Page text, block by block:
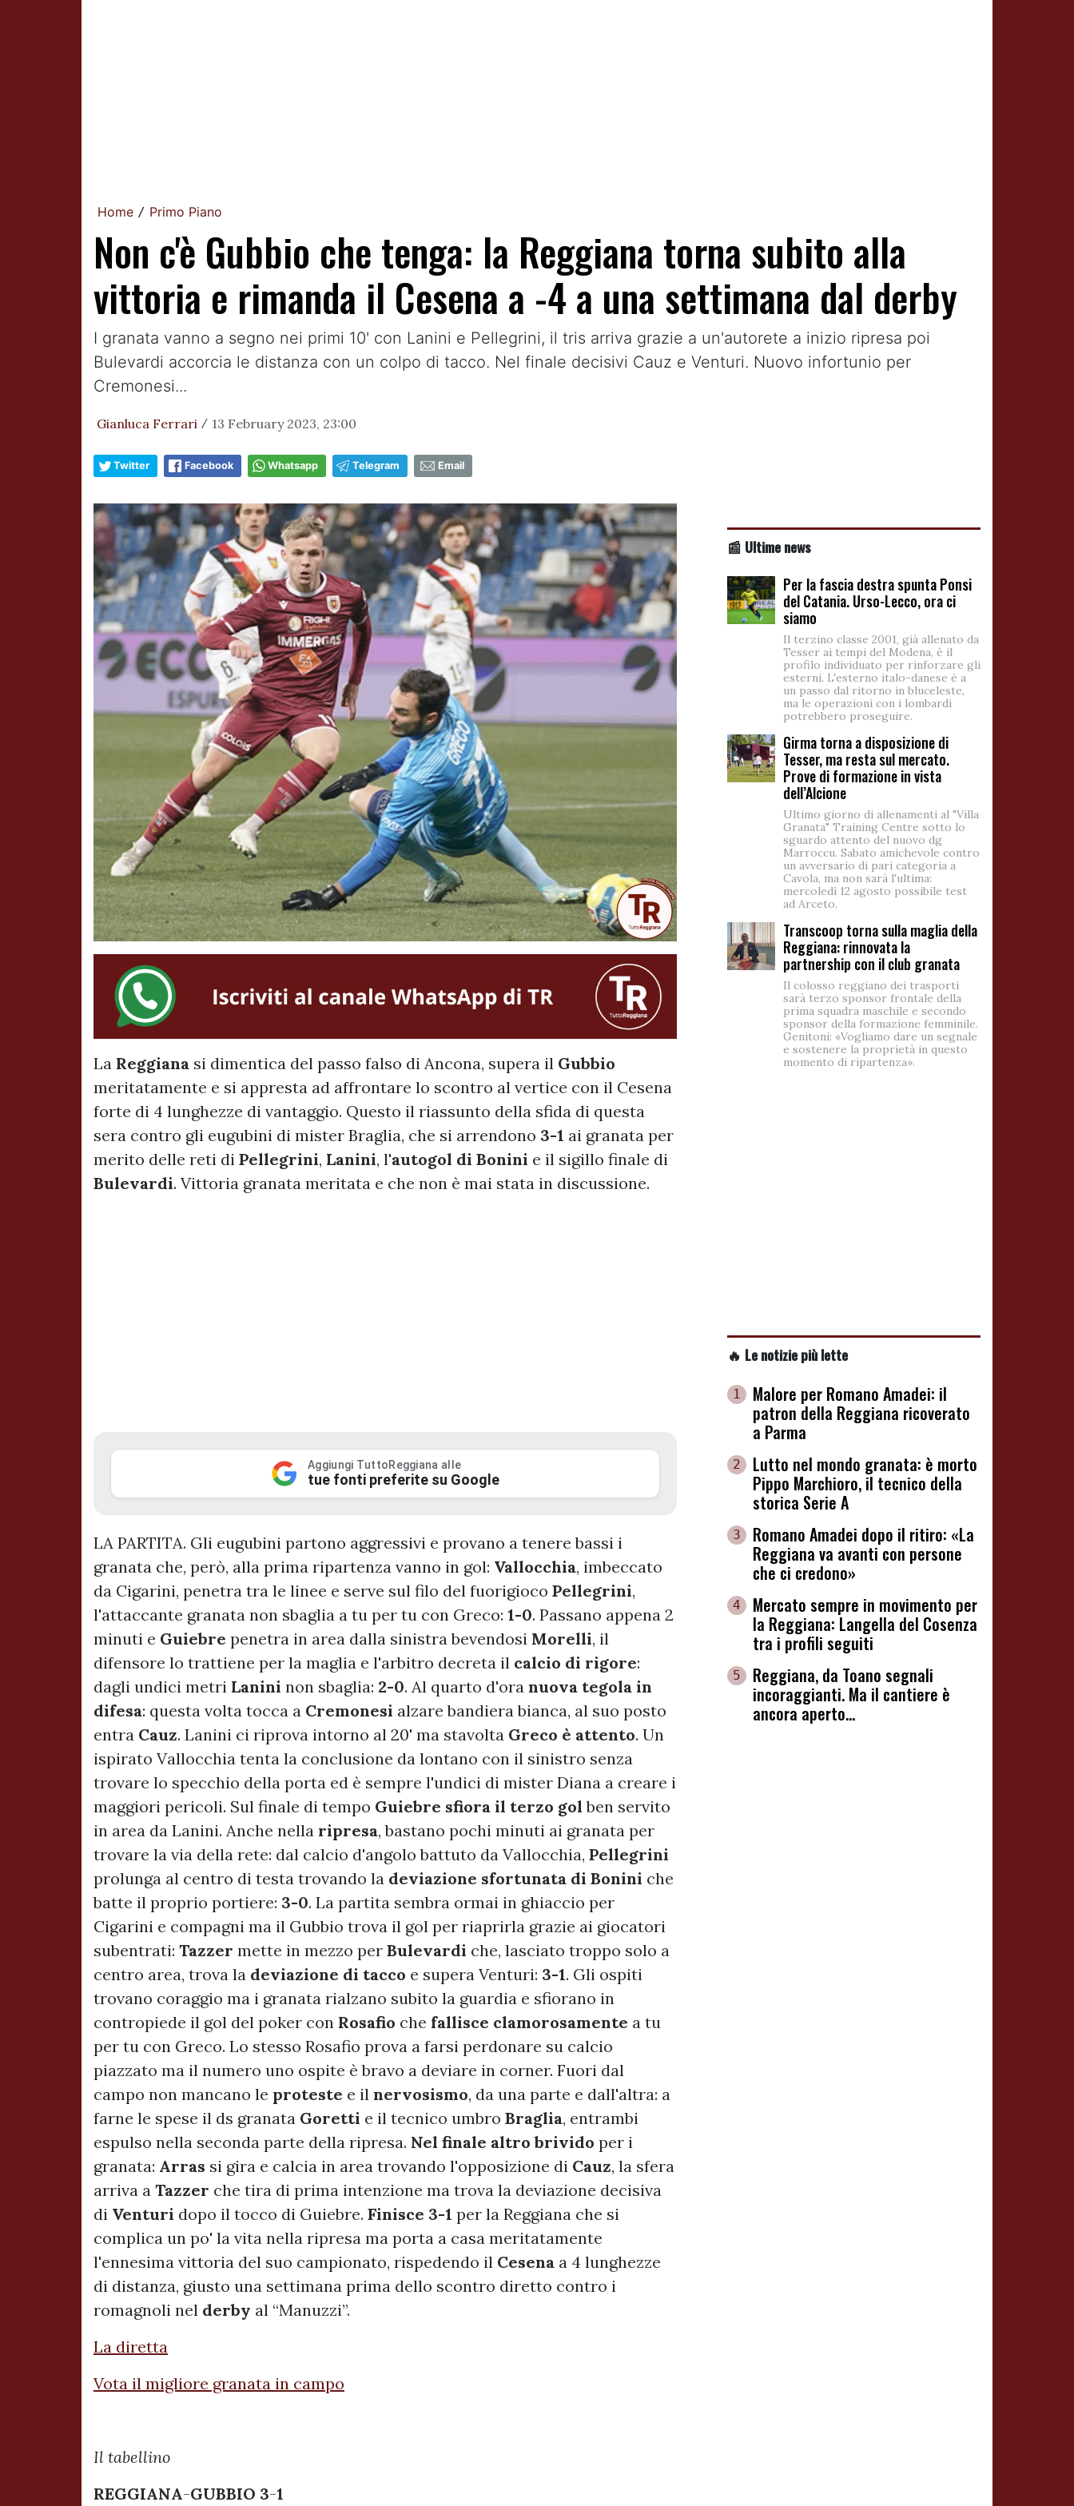
Home / Primo Piano
Non c'è Gubbio che tenga: la Reggiana torna subito alla
vittoria e rimanda il Cesena a -4 a una settimana dal derby
I granata vanno a segno nei primi 10' con Lanini e Pellegrini, il tris arriva grazie a un'autorete a inizio ripresa poi
Bulevardi accorcia le distanza con un colpo di tacco. Nel finale decisivi Cauz e Venturi. Nuovo infortunio per
Cremonesi...
Gianluca Ferrari / 13 February 2023, 23:00
Twitter Facebook Whatsapp Telegram Email
La Reggiana si dimentica del passo falso di Ancona, supera il Gubbio
meritatamente e si appresta ad affrontare lo scontro al vertice con il Cesena
forte di 4 lunghezze di vantaggio. Questo il riassunto della sfida di questa
sera contro gli eugubini di mister Braglia, che si arrendono 3-1 ai granata per
merito delle reti di Pellegrini, Lanini, l'autogol di Bonini e il sigillo finale di
Bulevardi. Vittoria granata meritata e che non è mai stata in discussione.
Aggiungi TuttoReggiana alle
tue fonti preferite su Google
LA PARTITA. Gli eugubini partono aggressivi e provano a tenere bassi i
granata che, però, alla prima ripartenza vanno in gol: Vallocchia, imbeccato
da Cigarini, penetra tra le linee e serve sul filo del fuorigioco Pellegrini,
l'attaccante granata non sbaglia a tu per tu con Greco: 1-0. Passano appena 2
minuti e Guiebre penetra in area dalla sinistra bevendosi Morelli, il
difensore lo trattiene per la maglia e l'arbitro decreta il calcio di rigore:
dagli undici metri Lanini non sbaglia: 2-0. Al quarto d'ora nuova tegola in
difesa: questa volta tocca a Cremonesi alzare bandiera bianca, al suo posto
entra Cauz. Lanini ci riprova intorno al 20' ma stavolta Greco è attento. Un
ispirato Vallocchia tenta la conclusione da lontano con il sinistro senza
trovare lo specchio della porta ed è sempre l'undici di mister Diana a creare i
maggiori pericoli. Sul finale di tempo Guiebre sfiora il terzo gol ben servito
in area da Lanini. Anche nella ripresa, bastano pochi minuti ai granata per
trovare la via della rete: dal calcio d'angolo battuto da Vallocchia, Pellegrini
prolunga al centro di testa trovando la deviazione sfortunata di Bonini che
batte il proprio portiere: 3-0. La partita sembra ormai in ghiaccio per
Cigarini e compagni ma il Gubbio trova il gol per riaprirla grazie ai giocatori
subentrati: Tazzer mette in mezzo per Bulevardi che, lasciato troppo solo a
centro area, trova la deviazione di tacco e supera Venturi: 3-1. Gli ospiti
trovano coraggio ma i granata rialzano subito la guardia e sfiorano in
contropiede il gol del poker con Rosafio che fallisce clamorosamente a tu
per tu con Greco. Lo stesso Rosafio prova a farsi perdonare su calcio
piazzato ma il numero uno ospite è bravo a deviare in corner. Fuori dal
campo non mancano le proteste e il nervosismo, da una parte e dall'altra: a
farne le spese il ds granata Goretti e il tecnico umbro Braglia, entrambi
espulso nella seconda parte della ripresa. Nel finale altro brivido per i
granata: Arras si gira e calcia in area trovando l'opposizione di Cauz, la sfera
arriva a Tazzer che tira di prima intenzione ma trova la deviazione decisiva
di Venturi dopo il tocco di Guiebre. Finisce 3-1 per la Reggiana che si
complica un po' la vita nella ripresa ma porta a casa meritatamente
l'ennesima vittoria del suo campionato, rispedendo il Cesena a 4 lunghezze
di distanza, giusto una settimana prima dello scontro diretto contro i
romagnoli nel derby al “Manuzzi”.
La diretta
Vota il migliore granata in campo
Il tabellino
REGGIANA-GUBBIO 3-1
📰 Ultime news
Per la fascia destra spunta Ponsi
del Catania. Urso-Lecco, ora ci
siamo
Il terzino classe 2001, già allenato da
Tesser ai tempi del Modena, è il
profilo individuato per rinforzare gli
esterni. L'esterno italo-danese è a
un passo dal ritorno in bluceleste,
ma le operazioni con i lombardi
potrebbero proseguire.
Girma torna a disposizione di
Tesser, ma resta sul mercato.
Prove di formazione in vista
dell’Alcione
Ultimo giorno di allenamenti al "Villa
Granata" Training Centre sotto lo
sguardo attento del nuovo dg
Marroccu. Sabato amichevole contro
un avversario di pari categoria a
Cavola, ma non sarà l'ultima:
mercoledì 12 agosto possibile test
ad Arceto.
Transcoop torna sulla maglia della
Reggiana: rinnovata la
partnership con il club granata
Il colosso reggiano dei trasporti
sarà terzo sponsor frontale della
prima squadra maschile e secondo
sponsor della formazione femminile.
Genitoni: «Vogliamo dare un segnale
e sostenere la proprietà in questo
momento di ripartenza».
🔥 Le notizie più lette
1
Malore per Romano Amadei: il
patron della Reggiana ricoverato
a Parma
2
Lutto nel mondo granata: è morto
Pippo Marchioro, il tecnico della
storica Serie A
3
Romano Amadei dopo il ritiro: «La
Reggiana va avanti con persone
che ci credono»
4
Mercato sempre in movimento per
la Reggiana: Langella del Cosenza
tra i profili seguiti
5
Reggiana, da Toano segnali
incoraggianti. Ma il cantiere è
ancora aperto...